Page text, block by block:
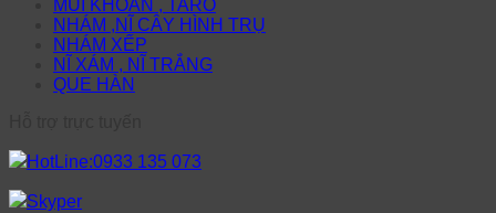
MŨI KHOAN , TARO
NHÁM ,NĨ CÂY HÌNH TRỤ
NHÁM XẾP
NĨ XÁM , NĨ TRẮNG
QUE HÀN
HotLine:0933 135 073
Skyper